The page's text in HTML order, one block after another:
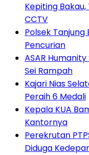
Kepiting
CCTV
Polsek Tanjung
Pencurian
ASAR
Sei Rampah
Kajari Nias
Peraih 6 Medali
Kepala KUA
Kantornya
Perekrutan
Diduga